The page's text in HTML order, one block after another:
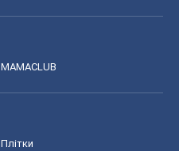
MAMACLUB
Плітки